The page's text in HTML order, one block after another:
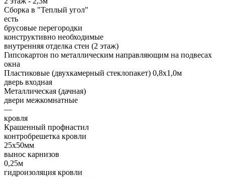
Сборка в "Теплый угол"
есть
брусовые перегородки
конструктивно необходимые
внутренняя отделка стен (2 этаж)
Гипсокартон по металлическим направляющим на подвесах
окна
Пластиковые (двухкамерный стеклопакет) 0,8х1,0м
дверь входная
Металлическая (дачная)
двери межкомнатные
—
кровля
Крашенный профнастил
контробрешетка кровли
25х50мм
вынос карнизов
0,25м
гидроизоляция кровли